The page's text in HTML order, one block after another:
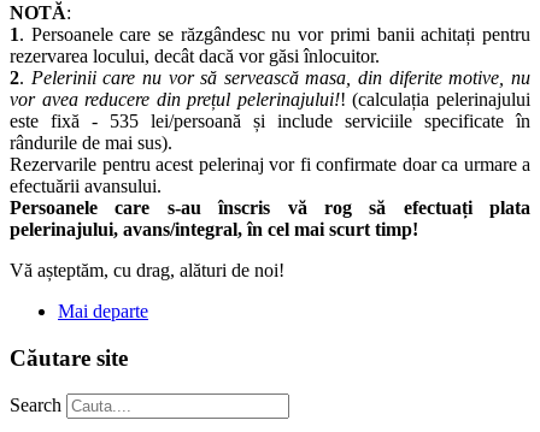
NOTĂ:
1. Persoanele care se răzgândesc nu vor primi banii achitați pentru
rezervarea locului, decât dacă vor găsi înlocuitor.
2. Pelerinii care nu vor să servească masa, din diferite motive, nu
vor avea reducere din prețul pelerinajului!! (calculația pelerinajului
este fixă - 535 lei/persoană și include serviciile specificate în
rândurile de mai sus).
Rezervarile pentru acest pelerinaj vor fi confirmate doar ca urmare a
efectuării avansului.
Persoanele care s-au înscris vă rog să efectuați plata
pelerinajului, avans/integral, în cel mai scurt timp!
Vă așteptăm, cu drag, alături de noi!
Mai departe
Căutare site
Search